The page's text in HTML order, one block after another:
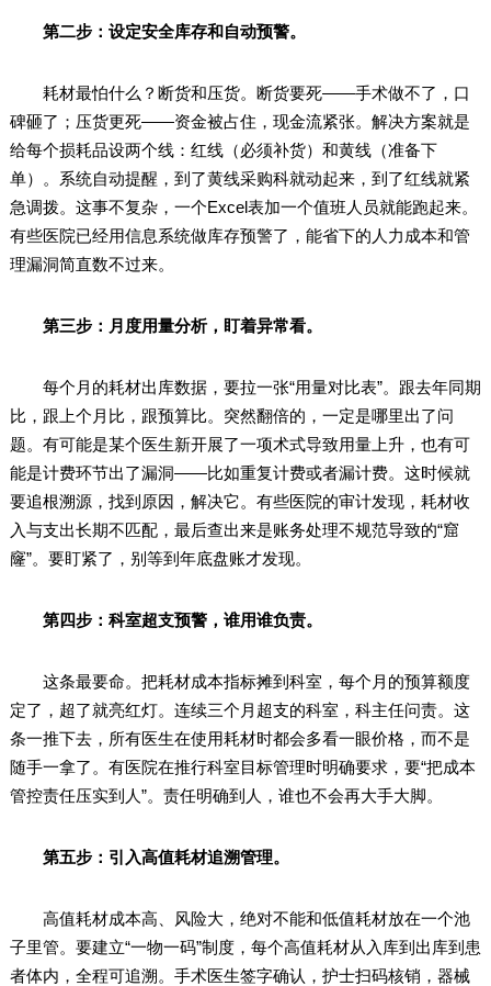
第二步：设定安全库存和自动预警。
耗材最怕什么？断货和压货。断货要死——手术做不了，口
碑砸了；压货更死——资金被占住，现金流紧张。解决方案就是
给每个损耗品设两个线：红线（必须补货）和黄线（准备下
单）。系统自动提醒，到了黄线采购科就动起来，到了红线就紧
急调拨。这事不复杂，一个Excel表加一个值班人员就能跑起来。
有些医院已经用信息系统做库存预警了，能省下的人力成本和管
理漏洞简直数不过来。
第三步：月度用量分析，盯着异常看。
每个月的耗材出库数据，要拉一张“用量对比表”。跟去年同期
比，跟上个月比，跟预算比。突然翻倍的，一定是哪里出了问
题。有可能是某个医生新开展了一项术式导致用量上升，也有可
能是计费环节出了漏洞——比如重复计费或者漏计费。这时候就
要追根溯源，找到原因，解决它。有些医院的审计发现，耗材收
入与支出长期不匹配，最后查出来是账务处理不规范导致的“窟
窿”。要盯紧了，别等到年底盘账才发现。
第四步：科室超支预警，谁用谁负责。
这条最要命。把耗材成本指标摊到科室，每个月的预算额度
定了，超了就亮红灯。连续三个月超支的科室，科主任问责。这
条一推下去，所有医生在使用耗材时都会多看一眼价格，而不是
随手一拿了。有医院在推行科室目标管理时明确要求，要“把成本
管控责任压实到人”。责任明确到人，谁也不会再大手大脚。
第五步：引入高值耗材追溯管理。
高值耗材成本高、风险大，绝对不能和低值耗材放在一个池
子里管。要建立“一物一码”制度，每个高值耗材从入库到出库到患
者体内，全程可追溯。手术医生签字确认，护士扫码核销，器械